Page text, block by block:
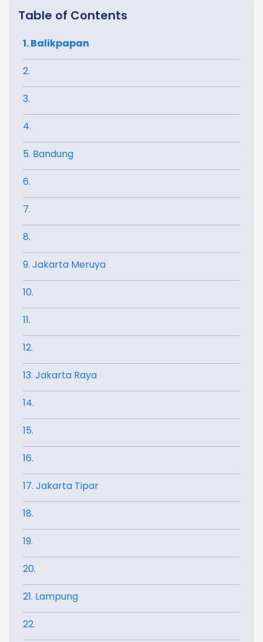
Table of Contents
1. Balikpapan
2.
3.
4.
5. Bandung
6.
7.
8.
9. Jakarta Meruya
10.
11.
12.
13. Jakarta Raya
14.
15.
16.
17. Jakarta Tipar
18.
19.
20.
21. Lampung
22.